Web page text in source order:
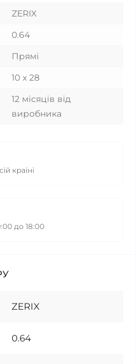
ZERIX
0.64
Прямі
10 х 28
12 місяців від
виробника
країні
до 18:00
ZERIX
0.64